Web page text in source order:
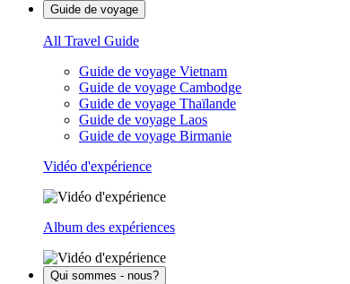
Guide de voyage
All Travel Guide
Guide de voyage Vietnam
Guide de voyage Cambodge
Guide de voyage Thaïlande
Guide de voyage Laos
Guide de voyage Birmanie
Vidéo d'expérience
Album des expériences
Qui sommes - nous?